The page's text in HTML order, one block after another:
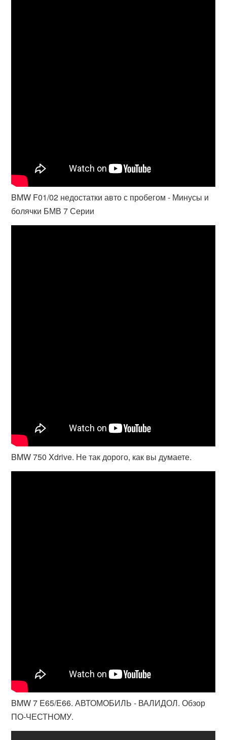
BMW F01/02 недостатки авто с пробегом - Минусы и
болячки БМВ 7 Серии
BMW 750 Xdrive. Не так дорого, как вы думаете.
BMW 7 E65/E66. АВТОМОБИЛЬ - ВАЛИДОЛ. Обзор
ПО-ЧЕСТНОМУ.